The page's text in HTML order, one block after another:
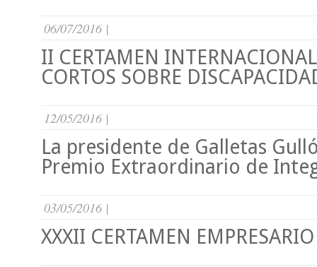
06/07/2016 |
II CERTAMEN
CORTOS SOBRE
12/05/2016 |
La presidente de Galletas
Premio Extraordinario de
03/05/2016 |
XXXII CERTAMEN